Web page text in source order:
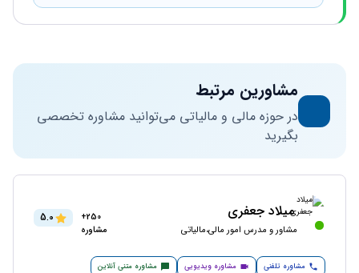
مشاورین مرتبط
در حوزه مالی و مالیاتی می‌توانید مشاوره تخصصی
بگیرید
میلاد جعفری
مشاور و مدرس امور مالی،مالیاتی
250+
مشاوره
5.0
مشاوره تلفنی مشاوره ویدیویی
مشاوره متنی آنلاین